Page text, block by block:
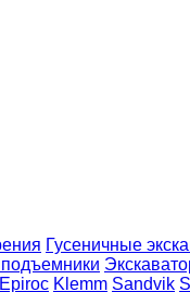
Гусеничные
Epiroc Klemm Sandvik